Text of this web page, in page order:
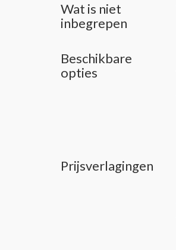
Wat is niet
inbegrepen
Beschikbare
opties
Prijsverlagingen